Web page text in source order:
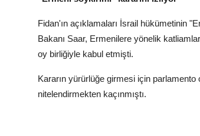
Fidan'ın açıklamaları İsrail hükümetinin
Bakanı Saar, Ermenilere yönelik
oy birliğiyle kabul etmişti.
Kararın yürürlüğe girmesi için parlamento
nitelendirmekten kaçınmıştı.